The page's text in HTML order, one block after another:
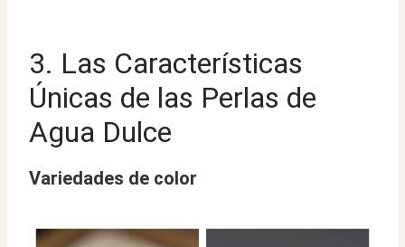
3. Las Características
Únicas de las Perlas de
Agua Dulce
Variedades de color